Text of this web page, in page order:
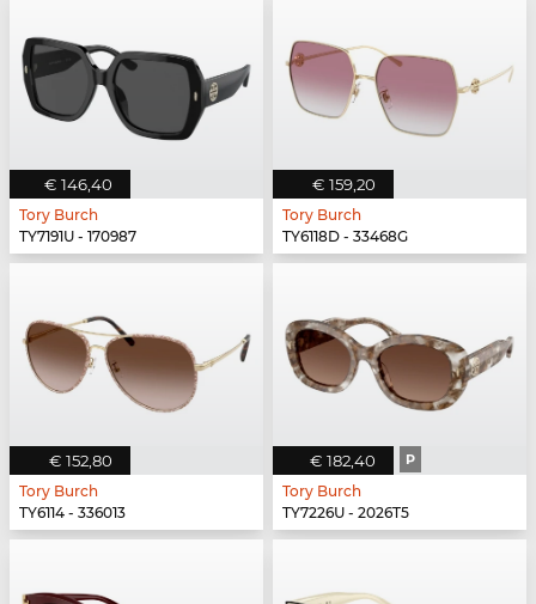
€ 146,40
Tory Burch
TY7191U - 170987
€ 159,20
Tory Burch
TY6118D - 33468G
€ 152,80
Tory Burch
TY6114 - 336013
€ 182,40 P
Tory Burch
TY7226U - 2026T5